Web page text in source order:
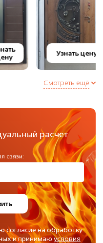
Узнать цену
Смотреть ещё
расчет
связи:
согласие на обработку
и принимаюусловия